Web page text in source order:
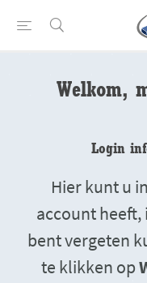
Welkom,
Login
Hier kunt u
account
bent vergeten
te klikken op